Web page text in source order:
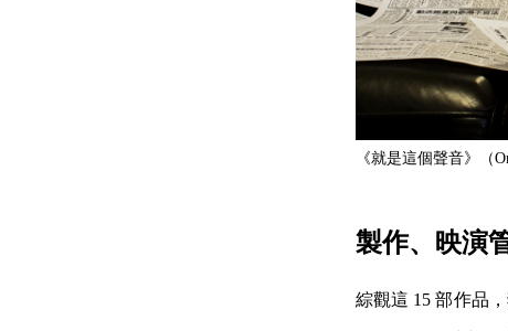
《就是這個聲音》（
製作、映演
綜觀這 15 部作品